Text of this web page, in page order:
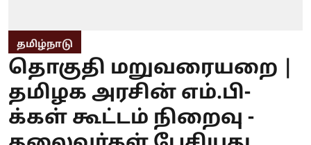
தமிழ்நாடு
தொகுதி மறுவரையறை |
தமிழக அரசின் எம்.பி-
க்கள் கூட்டம் நிறைவு -